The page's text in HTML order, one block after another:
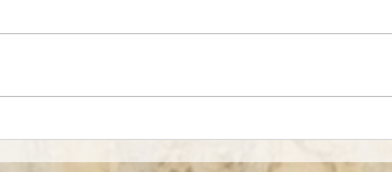
하지 않으십니다